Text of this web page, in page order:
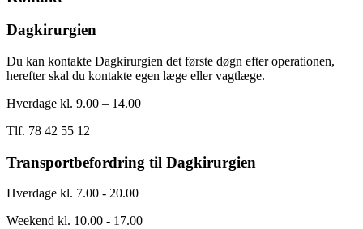
Dagkirurgien
Du kan kontakte Dagkirurgien det første døgn efter operationen,
herefter skal du kontakte egen læge eller vagtlæge.
Hverdage kl. 9.00 – 14.00
Tlf. 78 42 55 12
Transportbefordring til Dagkirurgien
Hverdage kl. 7.00 - 20.00
Weekend kl. 10.00 - 17.00